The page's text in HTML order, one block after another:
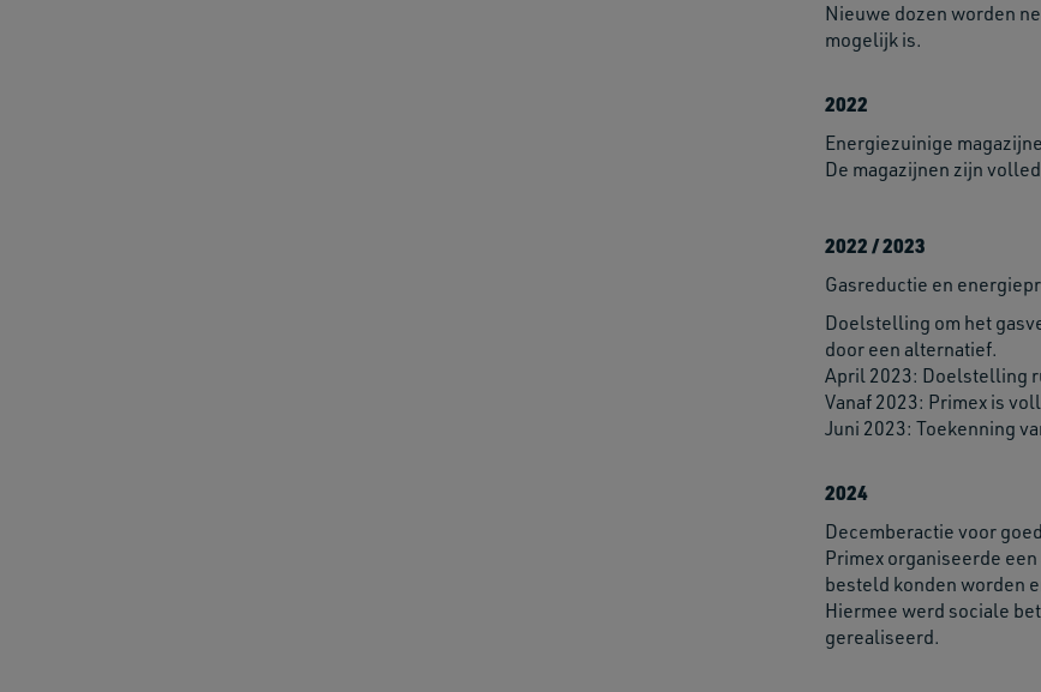
Nieuwe dozen worden
mogelijk is.
2022
Energiezuinige
De magazijnen zijn
2022 / 2023
Gasreductie en
Doelstelling om het
door een alternatief.
April 2023: Doelstelling
Vanaf 2023: Primex is
Juni 2023: Toekenning
2024
Decemberactie voor
Primex organiseerde
besteld konden worden
Hiermee werd sociale
gerealiseerd.